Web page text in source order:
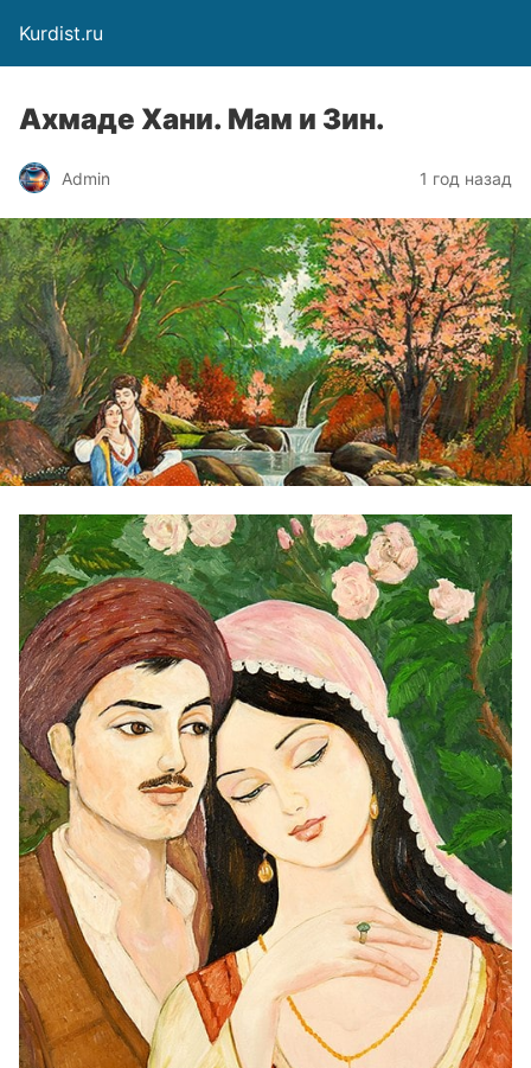
Kurdist.ru
Ахмаде Хани. Мам и Зин.
Admin 1 год назад